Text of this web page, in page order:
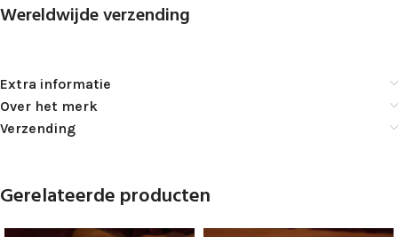
Wereldwijde verzending
Extra informatie
Over het merk
Verzending
Gerelateerde producten